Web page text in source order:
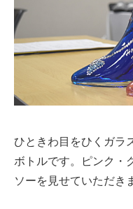
ひときわ目をひくガラ
ボトルです。ピンク・
ソーを見せていただき